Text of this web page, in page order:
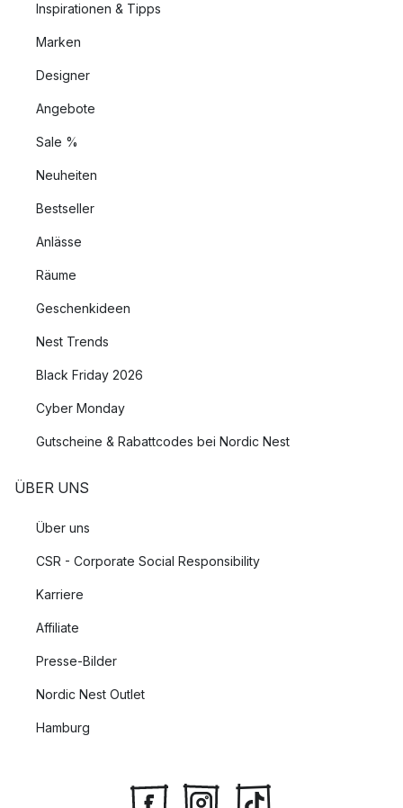
Inspirationen & Tipps
Marken
Designer
Angebote
Sale %
Neuheiten
Bestseller
Anlässe
Räume
Geschenkideen
Nest Trends
Black Friday 2026
Cyber Monday
Gutscheine & Rabattcodes bei Nordic Nest
ÜBER UNS
Über uns
CSR - Corporate Social Responsibility
Karriere
Affiliate
Presse-Bilder
Nordic Nest Outlet
Hamburg